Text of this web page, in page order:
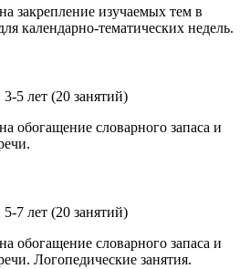
закрепление изучаемых тем в
календарно-тематических недель.
5 лет (20 занятий)
обогащение словарного запаса и
7 лет (20 занятий)
обогащение словарного запаса и
Логопедические занятия.